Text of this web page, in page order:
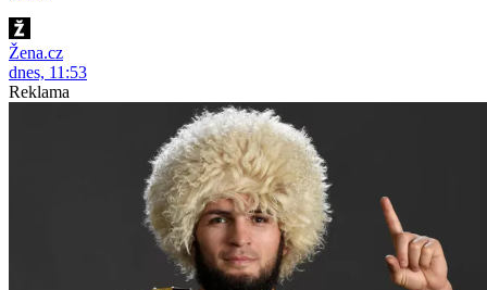
Žena.cz
dnes, 11:53
Reklama